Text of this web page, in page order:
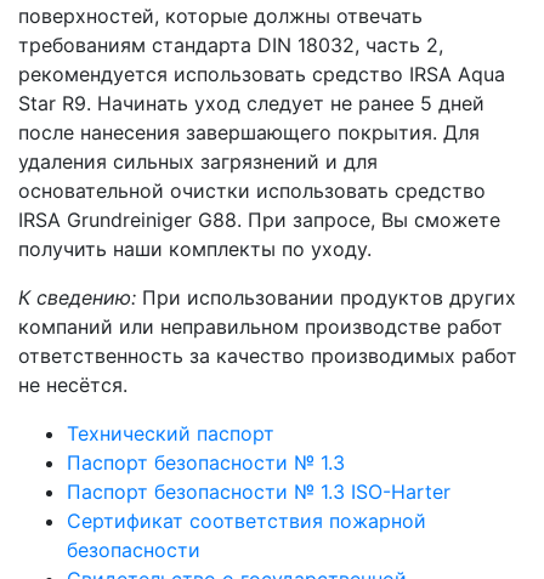
поверхностей, которые должны отвечать
требованиям стандарта DIN 18032, часть 2,
рекомендуется использовать средство IRSA Aqua
Star R9. Начинать уход следует не ранее 5 дней
после нанесения завершающего покрытия. Для
удаления сильных загрязнений и для
основательной очистки использовать средство
IRSA Grundreiniger G88. При запросе, Вы сможете
получить наши комплекты по уходу.
К сведению: При использовании продуктов других
компаний или неправильном производстве работ
ответственность за качество производимых работ
не несётся.
Технический паспорт
Паспорт безопасности № 1.3
Паспорт безопасности № 1.3 ISO-Harter
Сертификат соответствия пожарной
безопасности